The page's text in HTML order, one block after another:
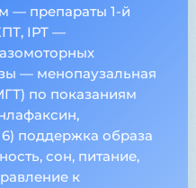
— препараты 1-й
IPT —
— менопаузальная
по показаниям
6) поддержка образа
сон, питание,
к